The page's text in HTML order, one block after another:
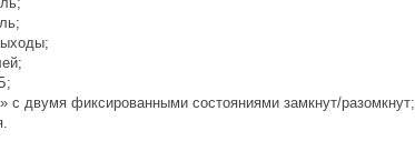
с двумя фиксированными состояниями замкнут/разомкнут;